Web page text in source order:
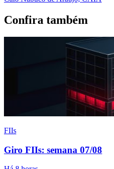
Confira também
FIIs
Giro FIIs: semana 07/08